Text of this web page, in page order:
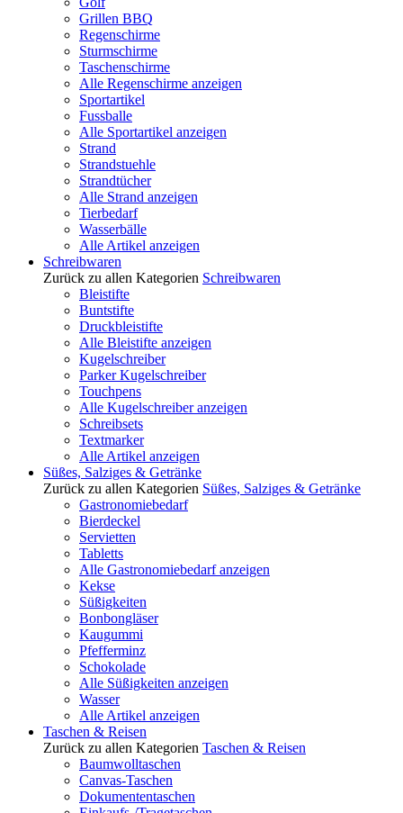
Grillen BBQ
Regenschirme
Sturmschirme
Taschenschirme
Alle Regenschirme anzeigen
Sportartikel
Fussballe
Alle Sportartikel anzeigen
Strand
Strandstuehle
Strandtücher
Alle Strand anzeigen
Tierbedarf
Wasserbälle
Alle Artikel anzeigen
Schreibwaren
Zurück zu allen Kategorien Schreibwaren
Bleistifte
Buntstifte
Druckbleistifte
Alle Bleistifte anzeigen
Kugelschreiber
Parker Kugelschreiber
Touchpens
Alle Kugelschreiber anzeigen
Schreibsets
Textmarker
Alle Artikel anzeigen
Süßes, Salziges & Getränke
Zurück zu allen Kategorien Süßes, Salziges & Getränke
Gastronomiebedarf
Bierdeckel
Servietten
Tabletts
Alle Gastronomiebedarf anzeigen
Kekse
Süßigkeiten
Bonbongläser
Kaugummi
Pfefferminz
Schokolade
Alle Süßigkeiten anzeigen
Wasser
Alle Artikel anzeigen
Taschen & Reisen
Zurück zu allen Kategorien Taschen & Reisen
Baumwolltaschen
Canvas-Taschen
Dokumententaschen